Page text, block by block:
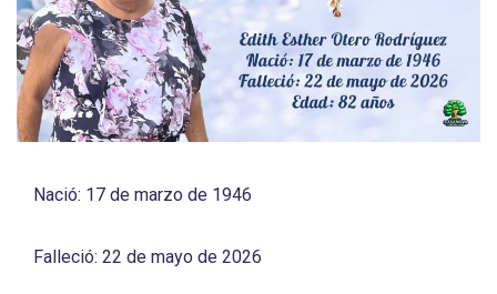
Nació: 17 de marzo de 1946
Falleció: 22 de mayo de 2026